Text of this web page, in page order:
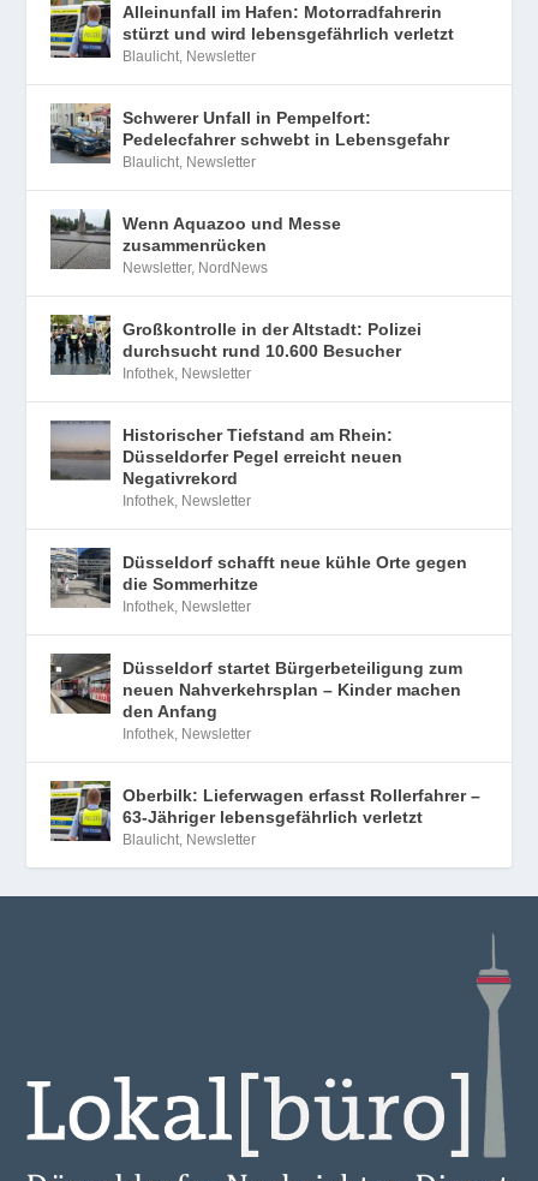
Alleinunfall im Hafen: Motorradfahrerin
stürzt und wird lebensgefährlich verletzt
Blaulicht Newsletter
Schwerer Unfall in Pempelfort:
Pedelecfahrer schwebt in Lebensgefahr
Blaulicht Newsletter
Wenn Aquazoo und Messe
zusammenrücken
Newsletter, NordNews
Großkontrolle in der Altstadt: Polizei
durchsucht rund 10.600 Besucher
Infothek Newsletter
Historischer Tiefstand am Rhein:
Düsseldorfer Pegel erreicht neuen
Negativrekord
Infothek Newsletter
Düsseldorf schafft neue kühle Orte gegen
die Sommerhitze
Infothek Newsletter
Düsseldorf startet Bürgerbeteiligung zum
neuen Nahverkehrsplan – Kinder machen
den Anfang
Infothek Newsletter
Oberbilk: Lieferwagen erfasst Rollerfahrer –
63-Jähriger lebensgefährlich verletzt
Blaulicht Newsletter